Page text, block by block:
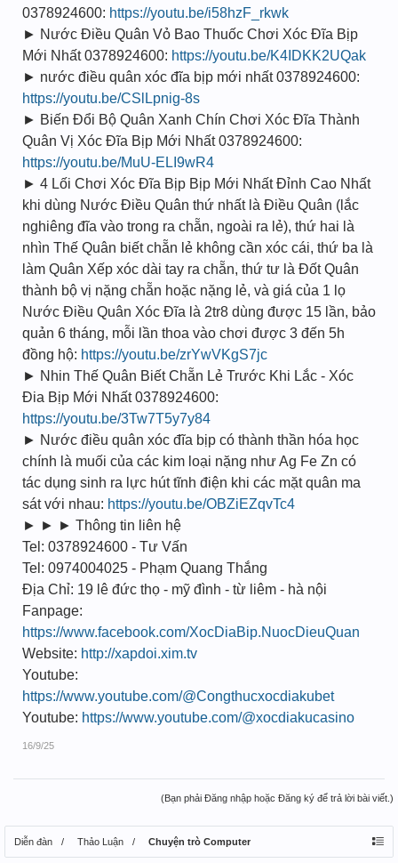
0378924600: https://youtu.be/i58hzF_rkwk
► Nước Điều Quân Vỏ Bao Thuốc Chơi Xóc Đĩa Bịp
Mới Nhất 0378924600: https://youtu.be/K4IDKK2UQak
► nước điều quân xóc đĩa bịp mới nhất 0378924600:
https://youtu.be/CSlLpnig-8s
► Biến Đổi Bộ Quân Xanh Chín Chơi Xóc Đĩa Thành
Quân Vị Xóc Đĩa Bịp Mới Nhất 0378924600:
https://youtu.be/MuU-ELI9wR4
► 4 Lối Chơi Xóc Đĩa Bịp Bịp Mới Nhất Đỉnh Cao Nhất
khi dùng Nước Điều Quân thứ nhất là Điều Quân (lắc
nghiêng đĩa vào trong ra chẵn, ngoài ra lẻ), thứ hai là
nhìn Thế Quân biết chẵn lẻ không cần xóc cái, thứ ba là
làm Quân Xếp xóc dài tay ra chẵn, thứ tư là Đốt Quân
thành bộ vị nặng chẵn hoặc nặng lẻ, và giá của 1 lọ
Nước Điều Quân Xóc Đĩa là 2tr8 dùng được 15 lần, bảo
quản 6 tháng, mỗi lần thoa vào chơi được 3 đến 5h
đồng hộ: https://youtu.be/zrYwVKgS7jc
► Nhin Thế Quân Biết Chẵn Lẻ Trước Khi Lắc - Xóc
Đia Bịp Mới Nhất 0378924600:
https://youtu.be/3Tw7T5y7y84
► Nước điều quân xóc đĩa bịp có thành thần hóa học
chính là muối của các kim loại nặng như Ag Fe Zn có
tác dụng sinh ra lực hút tĩnh điện khi các mặt quân ma
sát với nhau: https://youtu.be/OBZiEZqvTc4
► ► ► Thông tin liên hệ
Tel: 0378924600 - Tư Vấn
Tel: 0974004025 - Phạm Quang Thắng
Địa Chỉ: 19 lê đức thọ - mỹ đình - từ liêm - hà nội
Fanpage:
https://www.facebook.com/XocDiaBip.NuocDieuQuan
Website: http://xapdoi.xim.tv
Youtube:
https://www.youtube.com/@Congthucxocdiakubet
Youtube: https://www.youtube.com/@xocdiakucasino
16/9/25
(Bạn phải Đăng nhập hoặc Đăng ký để trả lời bài viết.)
Diễn đàn Thảo Luận Chuyện trò Computer